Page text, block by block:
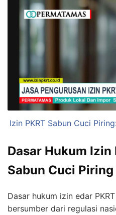
Izin PKRT Sabun Cuci
Dasar Hukum Izin
Sabun Cuci
Dasar hukum izin edar
bersumber dari regulasi